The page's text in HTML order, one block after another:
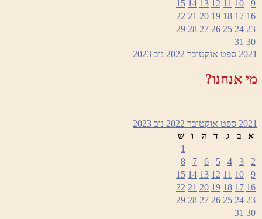
10
11
12
13
14
15
17
18
19
20
21
22
24
25
26
27
28
29
31
ספט אוקטובר 2022 נוב2023
ספט אוקטובר 2022 נוב2023
ש
10
11
12
13
14
15
17
18
19
20
21
22
24
25
26
27
28
29
31